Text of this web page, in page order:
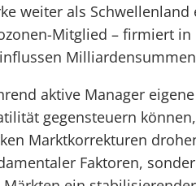
weiter als
Mitglied – firmiert
aktive Manager
gegensteuern
Marktkorrekturen
Faktoren,